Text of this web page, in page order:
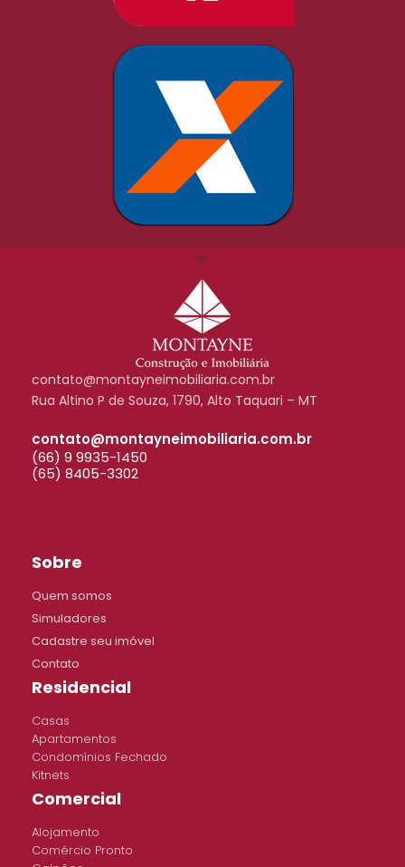
contato@montayneimobiliaria.com.br
Rua Altino P de Souza, 1790, Alto Taquari – MT
contato@montayneimobiliaria.com.br
(66) 9 9935-1450
(65) 8405-3302
Sobre
Quem somos
Simuladores
Cadastre seu imóvel
Contato
Residencial
Casas
Apartamentos
Condomínios Fechado
Kitnets
Comercial
Alojamento
Comércio Pronto